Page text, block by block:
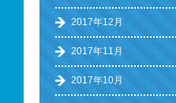
2017年12月
2017年11月
2017年10月